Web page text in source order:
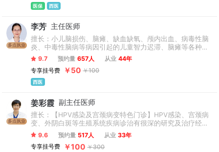
医保 西医
多点执业
李芳 主任医师
擅长：小儿脑损伤、脑瘫、缺血缺氧、颅内出血、病毒性脑
炎、中毒性脑病等病因引起的儿童智力迟滞、脑瘫等各种儿
童常见病。
9.7 预约量 657人 从业 44年
专享挂号费
￥50 ￥100
西医
多点执业
姜彩霞 副主任医师
擅长：【HPV感染及宫颈病变特色门诊】HPV感染、宫颈病
变、外阴白斑等生殖系统疾病诊治有很深的研究及治疗经
验。
9.6 预约量 517人 从业 33年
专享挂号费
￥100 ￥300